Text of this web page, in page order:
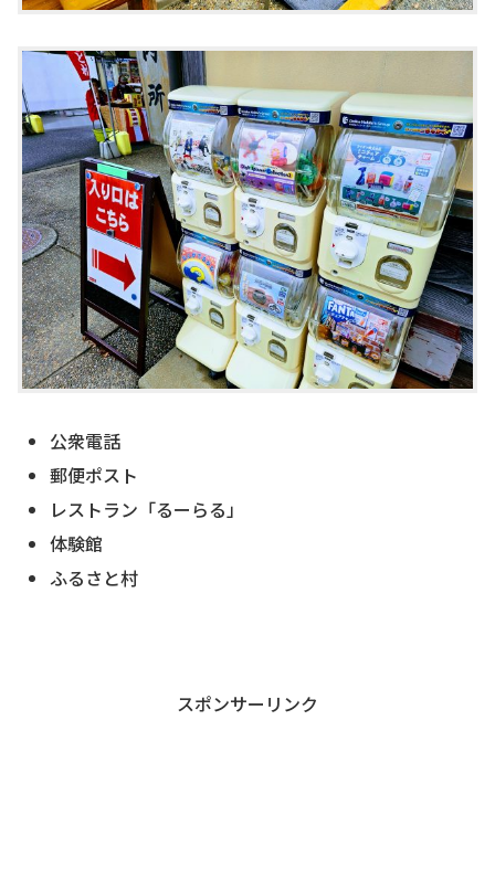
公衆電話
郵便ポスト
レストラン「るーらる」
体験館
ふるさと村
スポンサーリンク